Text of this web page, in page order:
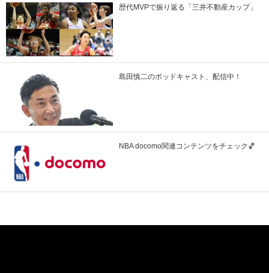
歴代MVPで振り返る「三井不動産カップ」
島田慎二のポッドキャスト、配信中！
NBA docomo関連コンテンツをチェック🏀